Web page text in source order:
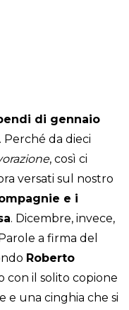
di gennaio
. Perché da dieci
, così ci
versati sul nostro
e i
. Dicembre, invece,
a firma del
Roberto
con il solito copione
e una cinghia che si